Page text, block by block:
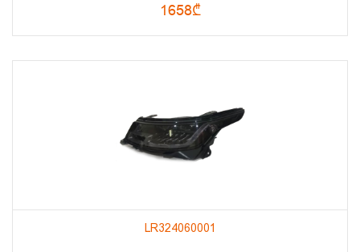
1658₾
LR324060001